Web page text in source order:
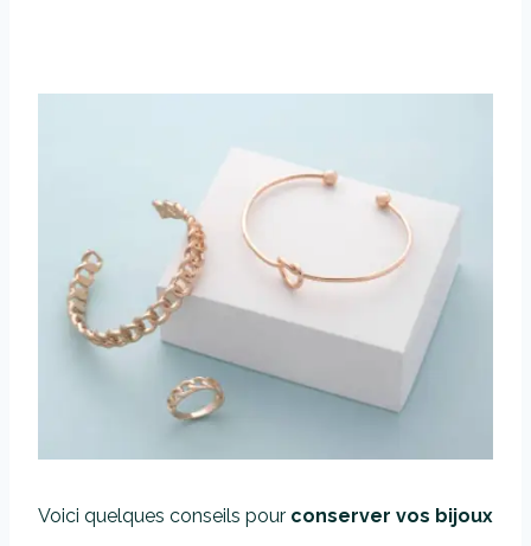
Voici quelques conseils pour conserver vos bijoux